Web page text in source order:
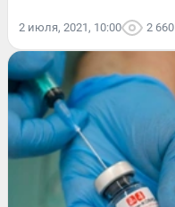
2 июля, 2021, 10:00 2 660